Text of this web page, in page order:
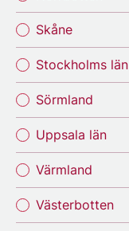
Skåne
Stockholms län
Sörmland
Uppsala län
Värmland
Västerbotten